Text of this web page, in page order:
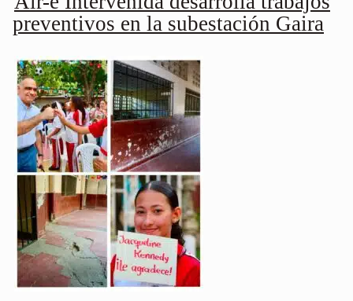
preventivos en la subestación Gaira